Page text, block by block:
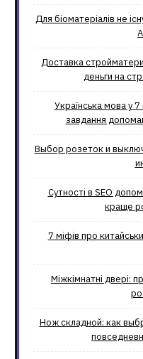
Для біоматеріалів не
Доставка
деньги на
Українська мова у
завдання
Выбор розеток и
Сутності в SEO
краще
7 міфів про
Міжкімнатні двері:
Нож складной: как